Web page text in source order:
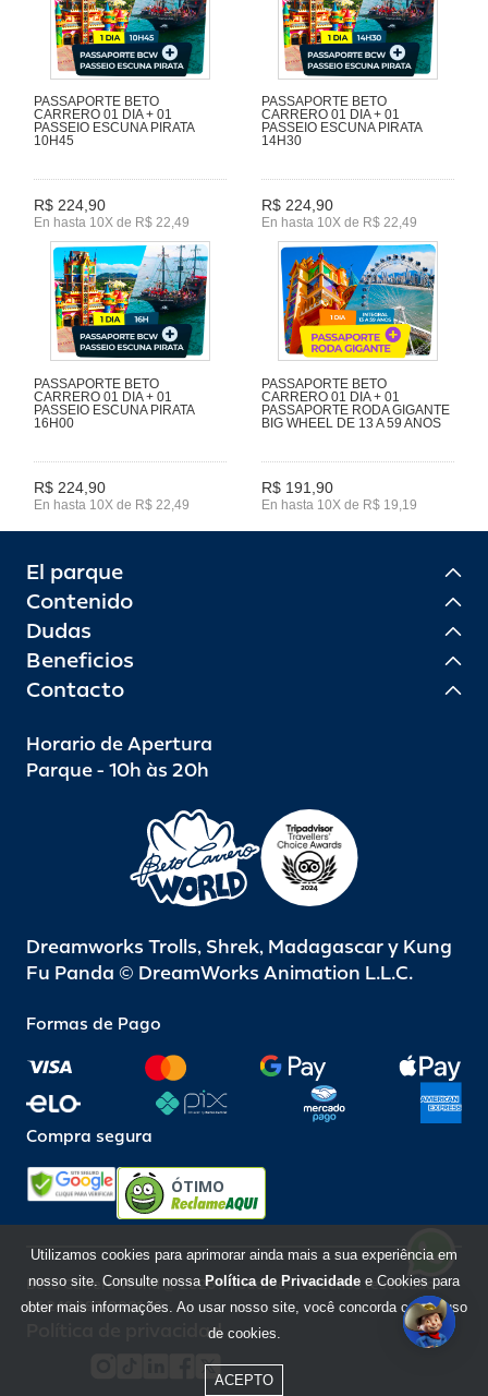
PASSAPORTE BETO
CARRERO 01 DIA + 01
PASSEIO ESCUNA PIRATA
10H45
R$ 224,90
En hasta 10X de R$ 22,49
PASSAPORTE BETO
CARRERO 01 DIA + 01
PASSEIO ESCUNA PIRATA
14H30
R$ 224,90
En hasta 10X de R$ 22,49
PASSAPORTE BETO
CARRERO 01 DIA + 01
PASSEIO ESCUNA PIRATA
16H00
R$ 224,90
En hasta 10X de R$ 22,49
PASSAPORTE BETO
CARRERO 01 DIA + 01
PASSAPORTE RODA GIGANTE
BIG WHEEL DE 13 A 59 ANOS
R$ 191,90
En hasta 10X de R$ 19,19
El parque
Contenido
Dudas
Beneficios
Contacto
Horario de Apertura
Parque - 10h às 20h
Dreamworks Trolls, Shrek, Madagascar y Kung
Fu Panda © DreamWorks Animation L.L.C.
Formas de Pago
Compra segura
ÓTIMO
Beto Carrero World @ 2026 / Todos los derechos reservados
85.248.987/0001-10
Política de privacidad
Utilizamos cookies para aprimorar ainda mais a sua experiência em
nosso site. Consulte nossa Política de Privacidade e Cookies para
obter mais informações. Ao usar nosso site, você concorda com o uso
de cookies.
ACEPTO